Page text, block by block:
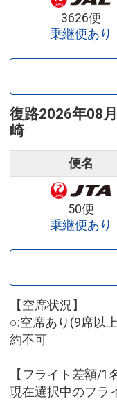
3626便
乗継便あり
復路2026年08
崎
便名
50便
乗継便あり
【空席状況】
○:空席あり(9席以
約不可
【フライト差額/1
現在選択中のフラ